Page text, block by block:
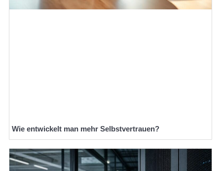
Wie entwickelt man mehr Selbstvertrauen?